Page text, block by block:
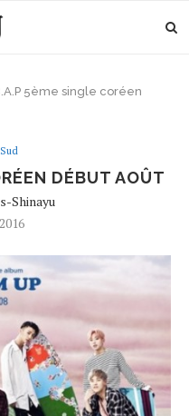
5ème single coréen
DÉBUT AOÛT
Shinayu